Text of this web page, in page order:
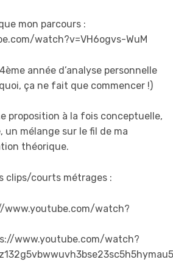
mon parcours :
watch?v=VH6ogvs-WuM
année d’analyse personnelle
ça ne fait que commencer !)
proposition à la fois conceptuelle,
mélange sur le fil de ma
théorique.
clips/courts métrages :
www.youtube.com/watch?
www.youtube.com/watch?